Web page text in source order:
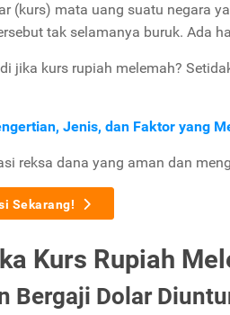
(kurs) mata uang suatu negara
tak selamanya buruk. Ada
jika kurs rupiah melemah?
Jenis, dan Faktor yang
reksa dana yang aman dan
Sekarang!
Kurs Rupiah
Bergaji Dolar